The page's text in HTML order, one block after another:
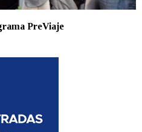
PreViaje